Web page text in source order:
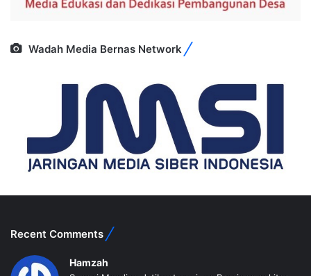
Wadah Media Bernas Network
Recent Comments
Hamzah